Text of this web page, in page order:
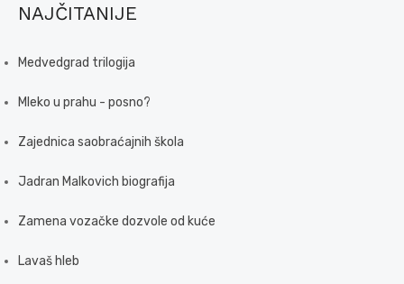
NAJČITANIJE
Medvedgrad trilogija
Mleko u prahu - posno?
Zajednica saobraćajnih škola
Jadran Malkovich biografija
Zamena vozačke dozvole od kuće
Lavaš hleb